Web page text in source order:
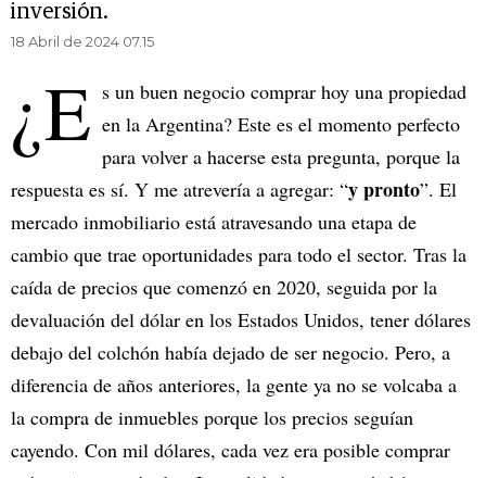
inversión.
18 Abril de 2024 07.15
¿E s un buen negocio comprar hoy una propiedad
en la Argentina? Este es el momento perfecto
para volver a hacerse esta pregunta, porque la
respuesta es sí. Y me atrevería a agregar: “y pronto”. El
mercado inmobiliario está atravesando una etapa de
cambio que trae oportunidades para todo el sector. Tras la
caída de precios que comenzó en 2020, seguida por la
devaluación del dólar en los Estados Unidos, tener dólares
debajo del colchón había dejado de ser negocio. Pero, a
diferencia de años anteriores, la gente ya no se volcaba a
la compra de inmuebles porque los precios seguían
cayendo. Con mil dólares, cada vez era posible comprar